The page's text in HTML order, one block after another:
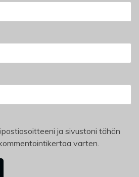
ja sivustoni tähän
varten.